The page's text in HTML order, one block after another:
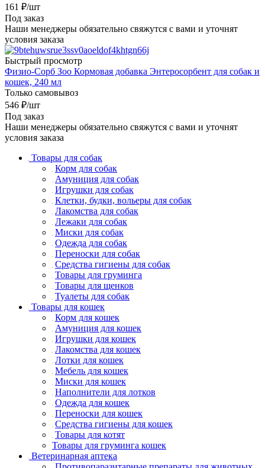
161 ₽/шт
Под заказ
Наши менеджеры обязательно свяжутся с вами и уточнят
условия заказа
Быстрый просмотр
Физио-Сорб Зоо Кормовая добавка Энтеросорбент для собак и
кошек, 240 мл
Только самовывоз
546 ₽/шт
Под заказ
Наши менеджеры обязательно свяжутся с вами и уточнят
условия заказа
Товары для собак
Корм для собак
Амуниция для собак
Игрушки для собак
Клетки, будки, вольеры для собак
Лакомства для собак
Лежаки для собак
Миски для собак
Одежда для собак
Переноски для собак
Средства гигиены для собак
Товары для груминга
Товары для щенков
Туалеты для собак
Товары для кошек
Корм для кошек
Амуниция для кошек
Игрушки для кошек
Лакомства для кошек
Лотки для кошек
Мебель для кошек
Миски для кошек
Наполнители для лотков
Одежда для кошек
Переноски для кошек
Средства гигиены для кошек
Товары для котят
Товары для груминга кошек
Ветеринарная аптека